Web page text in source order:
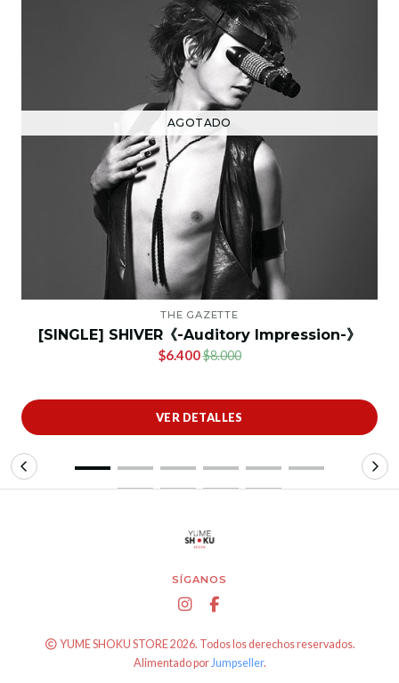
AGOTADO
THE GAZETTE
[SINGLE] SHIVER《-Auditory Impression-》
$6.400$8.000
VER DETALLES
SÍGANOS
YUME SHOKU STORE 2026. Todos los derechos reservados.
Alimentado por Jumpseller.